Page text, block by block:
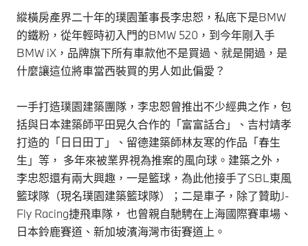
縱橫房產界二十年的璞園董事長李忠恕，私底下是BMW
的鐵粉，從年輕時初入門的BMW 520，到今年剛入手
BMW iX，品牌旗下所有車款他不是買過、就是開過，是
什麼讓這位將車當西裝買的男人如此偏愛？
一手打造璞園建築團隊，李忠恕曾推出不少經典之作，包
括與日本建築師平田晃久合作的「富富話合」、吉村靖孝
打造的「日日田丁」、留德建築師林友寒的作品「春生
生」等， 多年來被業界視為推案的風向球。建築之外，
李忠恕還有兩大興趣，一是籃球，為此他接手了SBL東風
籃球隊（現名璞園建築籃球隊）；二是車子，除了贊助J-
Fly Racing捷飛車隊， 也曾親自馳騁在上海國際賽車場、
日本鈴鹿賽道、新加坡濱海灣市街賽道上。